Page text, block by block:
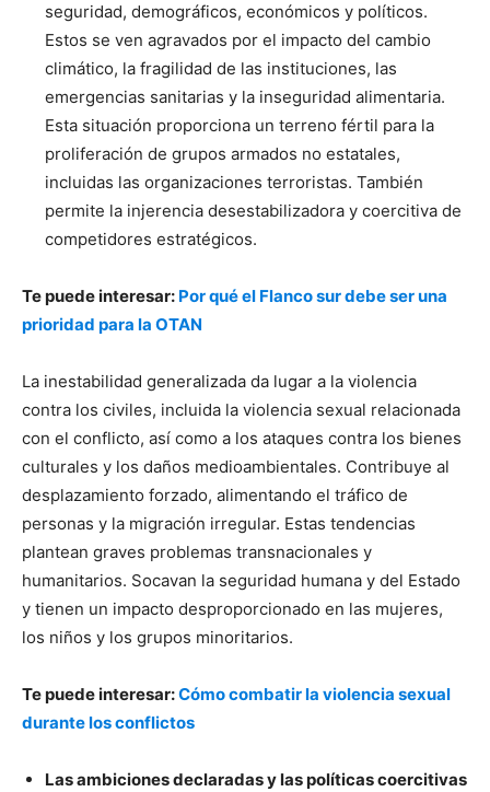
seguridad, demográficos, económicos y políticos.
Estos se ven agravados por el impacto del cambio
climático, la fragilidad de las instituciones, las
emergencias sanitarias y la inseguridad alimentaria.
Esta situación proporciona un terreno fértil para la
proliferación de grupos armados no estatales,
incluidas las organizaciones terroristas. También
permite la injerencia desestabilizadora y coercitiva de
competidores estratégicos.
Te puede interesar: Por qué el Flanco sur debe ser una
prioridad para la OTAN
La inestabilidad generalizada da lugar a la violencia
contra los civiles, incluida la violencia sexual relacionada
con el conflicto, así como a los ataques contra los bienes
culturales y los daños medioambientales. Contribuye al
desplazamiento forzado, alimentando el tráfico de
personas y la migración irregular. Estas tendencias
plantean graves problemas transnacionales y
humanitarios. Socavan la seguridad humana y del Estado
y tienen un impacto desproporcionado en las mujeres,
los niños y los grupos minoritarios.
Te puede interesar:Cómo combatir la violencia sexual
durante los conflictos
Las ambiciones declaradas y las políticas coercitivas